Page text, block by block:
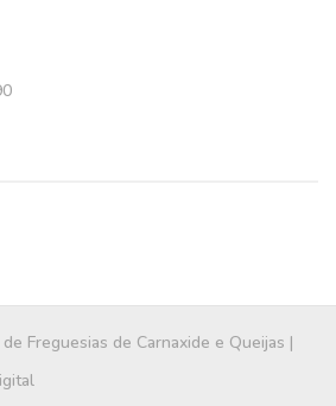
Freguesias de Carnaxide e Queijas |